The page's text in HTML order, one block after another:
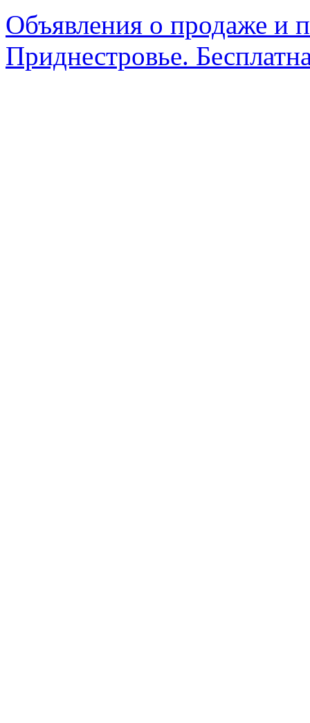
Объявления о продаже и
Приднестровье.